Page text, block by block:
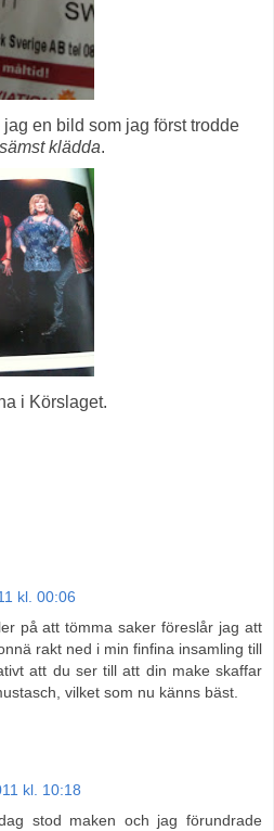
en bild som jag först trodde
klädda.
i Körslaget.
kl. 00:06
på att tömma saker föreslår jag att
rakt ned i min finfina insamling till
att du ser till att din make skaffar
vilket som nu känns bäst.
kl. 10:18
stod maken och jag förundrade